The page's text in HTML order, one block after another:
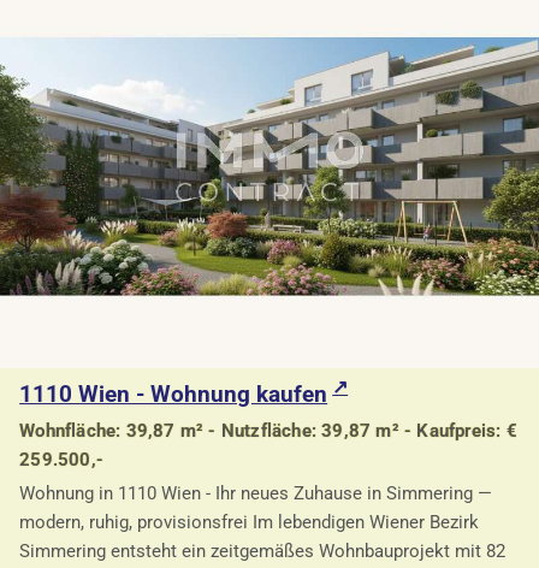
1110 Wien - Wohnung kaufen
Wohnfläche: 39,87 m² - Nutzfläche: 39,87 m² - Kaufpreis: €
259.500,-
Wohnung in 1110 Wien - Ihr neues Zuhause in Simmering —
modern, ruhig, provisionsfrei Im lebendigen Wiener Bezirk
Simmering entsteht ein zeitgemäßes Wohnbauprojekt mit 82